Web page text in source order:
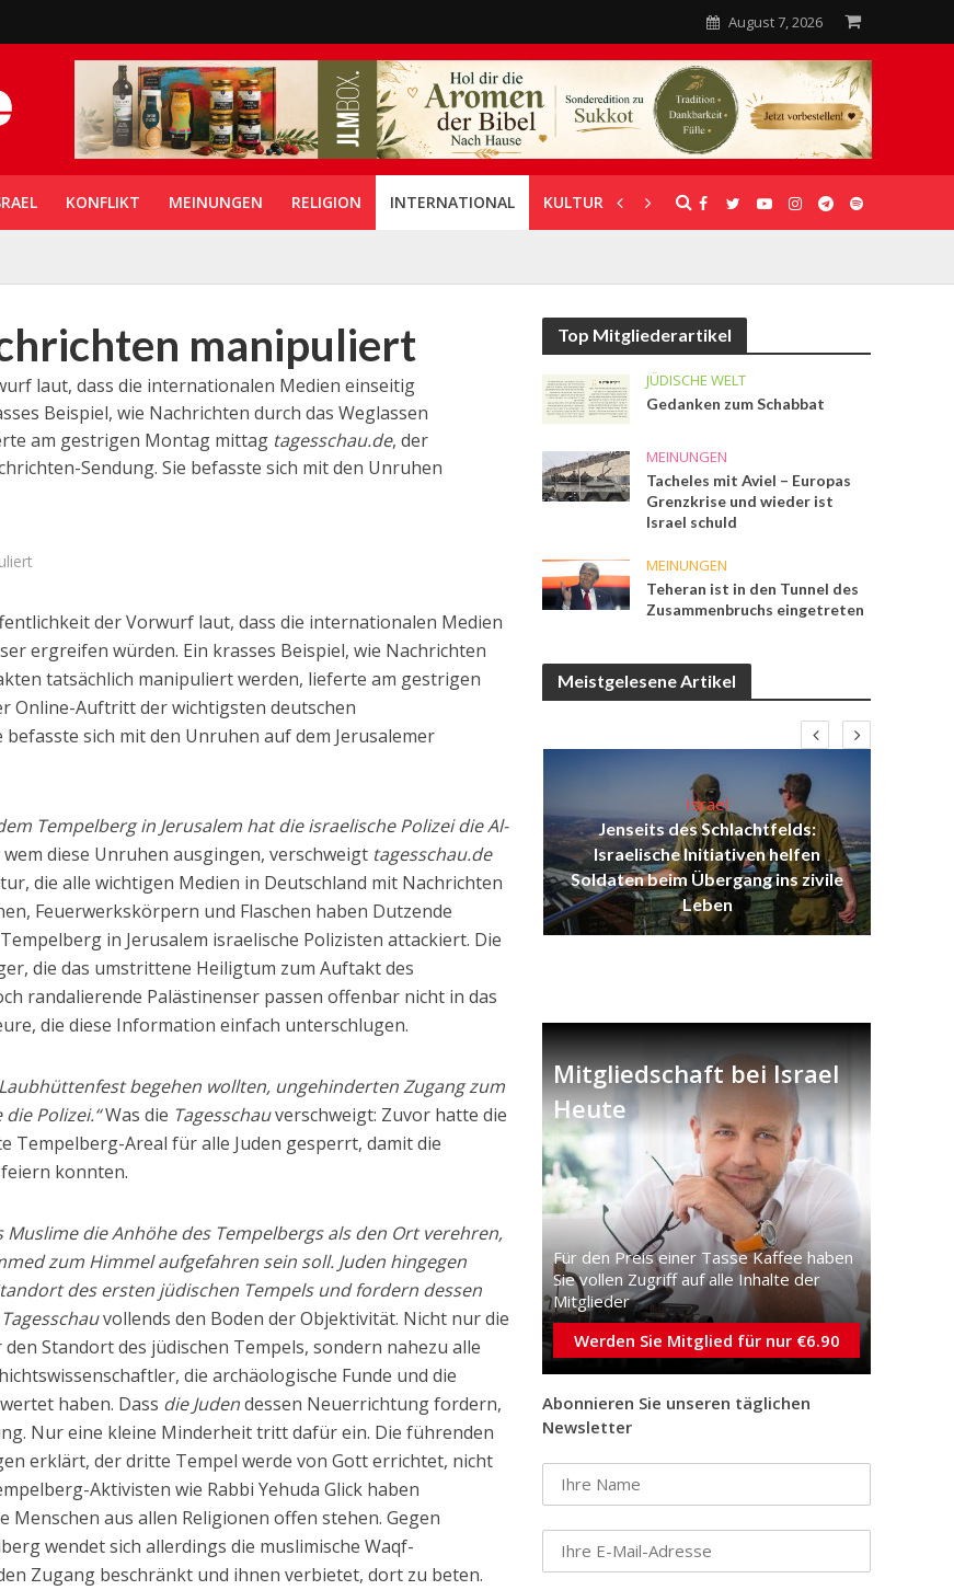
August 7, 2026
KONFLIKT MEINUNGEN RELIGION INTERNATIONAL KULTUR UNTERSTÜTZUNG
manipuliert
laut, dass die internationalen Medien einseitig
Beispiel, wie Nachrichten durch das Weglassen
am gestrigen Montag mittag tagesschau.de, der
Sendung. Sie befasste sich mit den Unruhen
der Vorwurf laut, dass die internationalen Medien
ergreifen würden. Ein krasses Beispiel, wie Nachrichten
tatsächlich manipuliert werden, lieferte am gestrigen
Online-Auftritt der wichtigsten deutschen
befasste sich mit den Unruhen auf dem Jerusalemer
Tempelberg in Jerusalem hat die israelische Polizei die Al-
diese Unruhen ausgingen, verschweigt tagesschau.de
die alle wichtigen Medien in Deutschland mit Nachrichten
Feuerwerkskörpern und Flaschen haben Dutzende
in Jerusalem israelische Polizisten attackiert. Die
die das umstrittene Heiligtum zum Auftakt des
randalierende Palästinenser passen offenbar nicht in das
die diese Information einfach unterschlugen.
begehen wollten, ungehinderten Zugang zum
Polizei.“Was die Tagesschauverschweigt: Zuvor hatte die
Tempelberg-Areal für alle Juden gesperrt, damit die
konnten.
Muslime die Anhöhe des Tempelbergs als den Ort verehren,
zum Himmel aufgefahren sein soll. Juden hingegen
des ersten jüdischen Tempels und fordern dessen
Tagesschauvollends den Boden der Objektivität. Nicht nur die
Standort des jüdischen Tempels, sondern nahezu alle
die archäologische Funde und die
haben. Dass die Judendessen Neuerrichtung fordern,
Nur eine kleine Minderheit tritt dafür ein. Die führenden
erklärt, der dritte Tempel werde von Gott errichtet, nicht
Aktivisten wie Rabbi Yehuda Glick haben
aus allen Religionen offen stehen. Gegen
wendet sich allerdings die muslimische Waqf-
Zugang beschränkt und ihnen verbietet, dort zu beten.
Top Mitgliederartikel
JÜDISCHE WELT
Gedanken zum Schabbat
MEINUNGEN
Tacheles mit Aviel – Europas
Grenzkrise und wieder ist
Israel schuld
MEINUNGEN
Teheran ist in den Tunnel des
Zusammenbruchs eingetreten
Meistgelesene Artikel
2026: Das ist
Beliak
Israel
Israelische Wahlen 2026: Das ist
die Knesset – Moshe Abutbul
Israel
Jenseits des Schlachtfelds:
Israelische Initiativen helfen
Soldaten beim Übergang ins zivile
Leben
Mitgliedschaft bei Israel
Heute
Für den Preis einer Tasse Kaffee haben
Sie vollen Zugriff auf alle Inhalte der
Mitglieder
Werden Sie Mitglied für nur €6.90
Abonnieren Sie unseren täglichen
Newsletter